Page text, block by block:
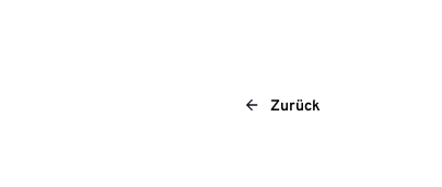
Zurück